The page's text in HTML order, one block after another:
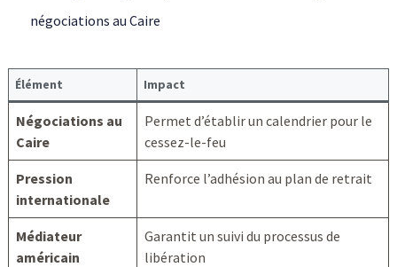
négociations au Caire
Élément Impact
Négociations au
Caire
Permet d’établir un calendrier pour le
cessez-le-feu
Pression
internationale
Renforce l’adhésion au plan de retrait
Médiateur
américain
Garantit un suivi du processus de
libération